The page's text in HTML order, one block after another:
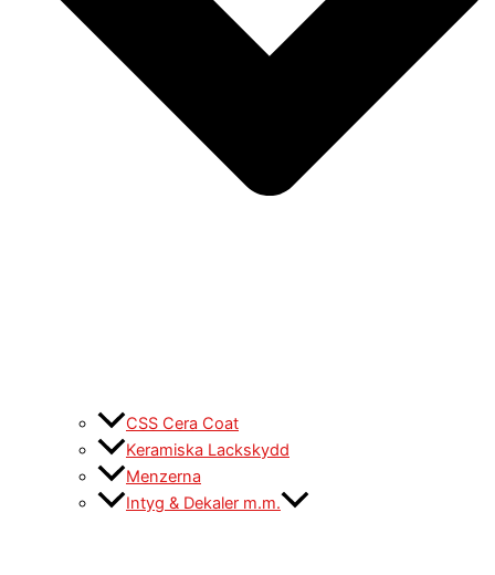
CSS Cera Coat
Keramiska Lackskydd
Menzerna
Intyg & Dekaler m.m.